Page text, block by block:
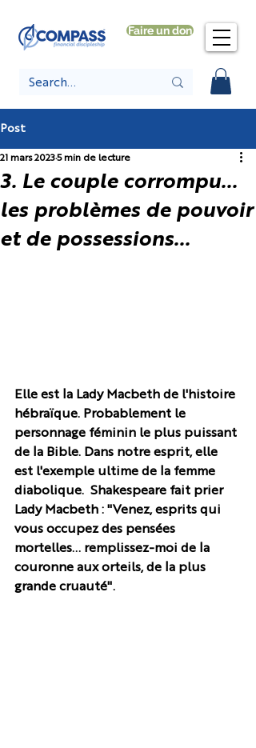
Faire un don
Post
3. Le couple corrompu...
les problèmes de pouvoir
et de possessions...
21 mars 20235 min de lecture
Elle est la Lady Macbeth de l'histoire
hébraïque. Probablement le
personnage féminin le plus puissant
de la Bible. Dans notre esprit, elle
est l'exemple ultime de la femme
diabolique.  Shakespeare fait prier
Lady Macbeth : "Venez, esprits qui
vous occupez des pensées
mortelles... remplissez-moi de la
couronne aux orteils, de la plus
grande cruauté".